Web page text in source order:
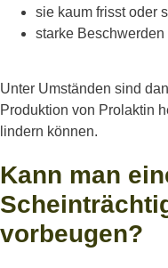
sie kaum frisst oder
starke
Unter Umständen sind
Produktion von Prolaktin
lindern können.
Kann man
vorbeugen?